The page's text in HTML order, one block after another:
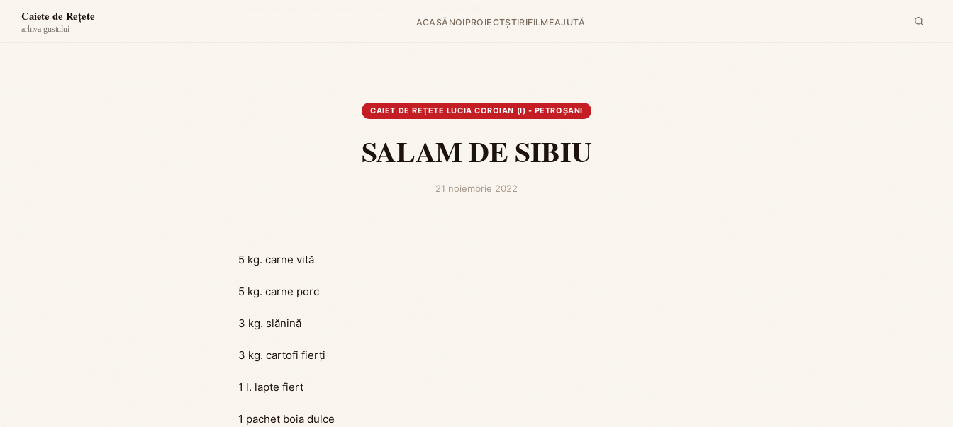
Caiete de Rețete
arhiva gustului
ACASĂ NOIPROIECTȘTIRIFILMEAJUTĂ
CAIET DE REŢETE LUCIA COROIAN (I) - PETROŞANI
SALAM DE SIBIU
21 noiembrie 2022
5 kg. carne vită
5 kg. carne porc
3 kg. slănină
3 kg. cartofi fierți
1 l. lapte fiert
1 pachet boia dulce